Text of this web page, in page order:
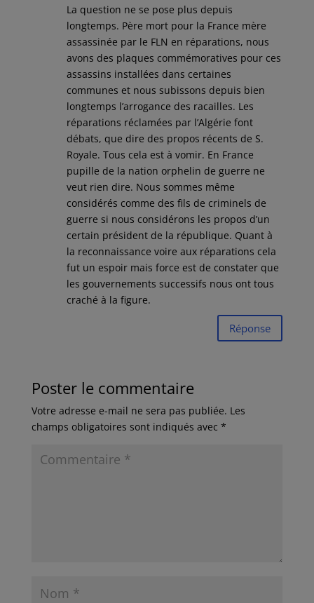
La question ne se pose plus depuis
longtemps. Père mort pour la France mère
assassinée par le FLN en réparations, nous
avons des plaques commémoratives pour ces
assassins installées dans certaines
communes et nous subissons depuis bien
longtemps l’arrogance des racailles. Les
réparations réclamées par l’Algérie font
débats, que dire des propos récents de S.
Royale. Tous cela est à vomir. En France
pupille de la nation orphelin de guerre ne
veut rien dire. Nous sommes même
considérés comme des fils de criminels de
guerre si nous considérons les propos d’un
certain président de la république. Quant à
la reconnaissance voire aux réparations cela
fut un espoir mais force est de constater que
les gouvernements successifs nous ont tous
craché à la figure.
Réponse
Poster le commentaire
Votre adresse e-mail ne sera pas publiée. Les
champs obligatoires sont indiqués avec *